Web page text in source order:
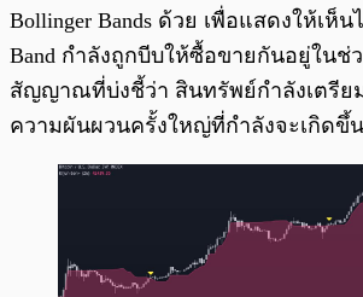
Bollinger Bands ด้วย เพื่อแสดงให้เห็น
Band กำลังถูกบีบให้ซื้อขายกันอยู่ในช่
สัญญาณที่บ่งชี้ว่า สินทรัพย์กำลังเตรีย
ความผันผวนครั้งใหญ่ที่กำลังจะเกิดขึ้